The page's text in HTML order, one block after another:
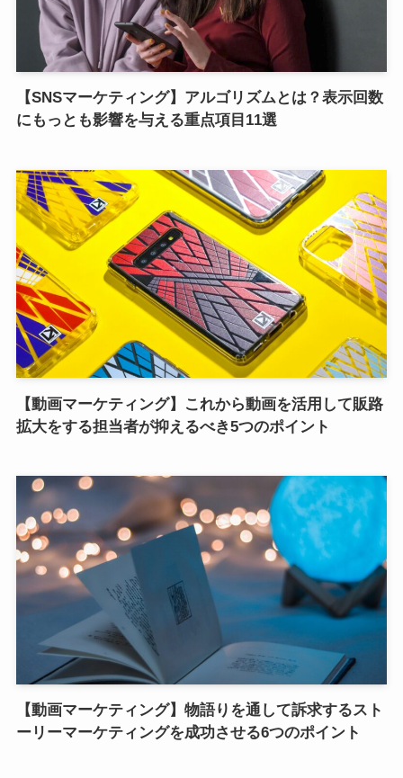
【SNSマーケティング】アルゴリズムとは？表示回数
にもっとも影響を与える重点項目11選
【動画マーケティング】これから動画を活用して販路
拡大をする担当者が抑えるべき5つのポイント
【動画マーケティング】物語りを通して訴求するスト
ーリーマーケティングを成功させる6つのポイント